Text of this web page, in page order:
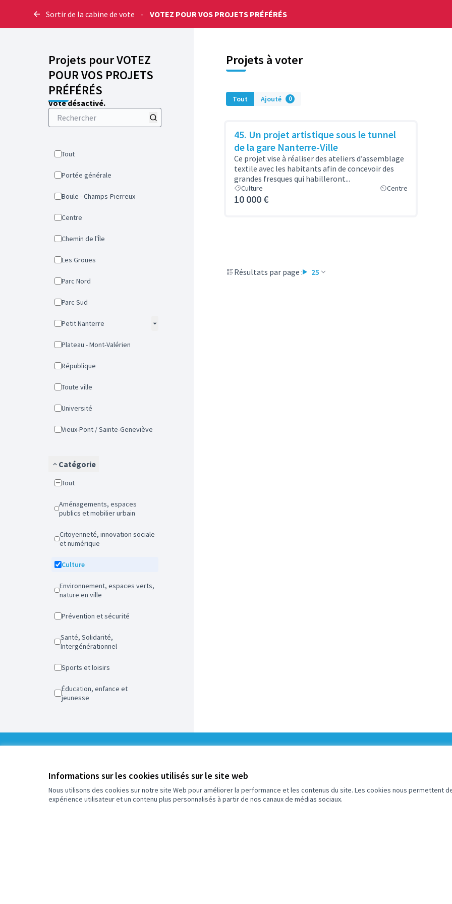
Informations sur les cookies utilisés sur le site web
Nous utilisons des cookies sur notre site Web pour améliorer la performance et les contenus du site. Les cookies nous permettent
expérience utilisateur et un contenu plus personnalisés à partir de nos canaux de médias sociaux.
Sortir de la cabine de vote - VOTEZ POUR VOS PROJETS PRÉFÉRÉS
Projets pour VOTEZ
POUR VOS PROJETS
PRÉFÉRÉS
Vote désactivé.
Tout
Portée générale
Boule - Champs-Pierreux
Centre
Chemin de l'Île
Les Groues
Parc Nord
Parc Sud
Petit Nanterre
Plateau - Mont-Valérien
République
Toute ville
Université
Vieux-Pont / Sainte-Geneviève
Catégorie
Tout
Aménagements, espaces
publics et mobilier urbain
Citoyenneté, innovation sociale
et numérique
Culture
Environnement, espaces verts,
nature en ville
Prévention et sécurité
Santé, Solidarité,
Intergénérationnel
Sports et loisirs
Éducation, enfance et
jeunesse
Projets à voter
Tout Ajouté 0
45. Un projet artistique sous le tunnel
de la gare Nanterre-Ville
Ce projet vise à réaliser des ateliers d’assemblage
textile avec les habitants afin de concevoir des
grandes fresques qui habilleront...
Culture Centre
10 000 €
Résultats par page : 25
Assigné